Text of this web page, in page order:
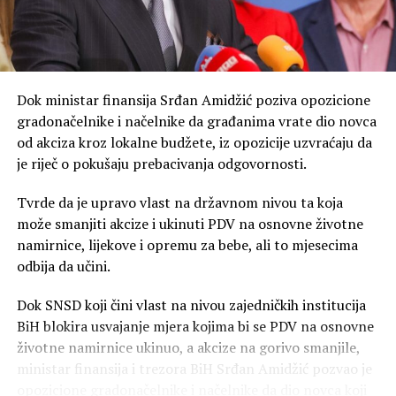
po metru kvadratnom, a u ostalih pet mjeseci imamo
287 litara – naveo je Duško Vujović, rukovodilac sektora
za upravljanje proizvodnjom i vodama ZP
Trenutni dotoci su minorni u odnosu na potrošnju. Kota
hidroakumulacije “Bileća” je niža jedanaest metara u
odnosu na plan.
– Ona može da radio još 30, 40 dana, imamo remont
Hidroelektrana na Trebišnjici, koji će trajati preko
mjesec dana, crpimo naše kapacitete, vjerujem da će u
oktobru krenuti drugačije – kaže Petrović, navodi
Tada se očekuje povratak Termoelektrane Ugljevik u
proizuvodnju. Iznenađenja sa sušom neće biti –
procjenjuje se da će potrajato do kraja septembra, pa je
Dok ministar finansija Srđan Amidžić poziva opozicione
gradonačelnike i načelnike da građanima vrate dio novca
od akciza kroz lokalne budžete, iz opozicije uzvraćaju da
je riječ o pokušaju prebacivanja odgovornosti.
Tvrde da je upravo vlast na državnom nivou ta koja
može smanjiti akcize i ukinuti PDV na osnovne životne
namirnice, lijekove i opremu za bebe, ali to mjesecima
odbija da učini.
Dok SNSD koji čini vlast na nivou zajedničkih institucija
BiH blokira usvajanje mjera kojima bi se PDV na osnovne
životne namirnice ukinuo, a akcize na gorivo smanjile,
ministar finansija i trezora BiH Srđan Amidžić pozvao je